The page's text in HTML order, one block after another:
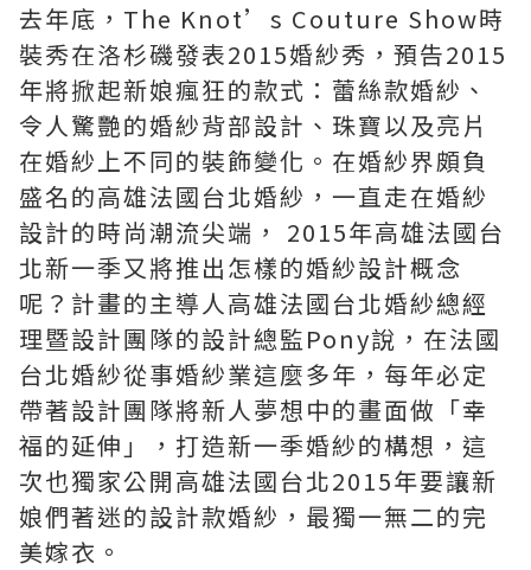
去年底，The Knot’s Couture Show時
裝秀在洛杉磯發表2015婚紗秀，預告2015
年將掀起新娘瘋狂的款式：蕾絲款婚紗、
令人驚艷的婚紗背部設計、珠寶以及亮片
在婚紗上不同的裝飾變化。在婚紗界頗負
盛名的高雄法國台北婚紗，一直走在婚紗
設計的時尚潮流尖端， 2015年高雄法國台
北新一季又將推出怎樣的婚紗設計概念
呢？計畫的主導人高雄法國台北婚紗總經
理暨設計團隊的設計總監Pony說，在法國
台北婚紗從事婚紗業這麼多年，每年必定
帶著設計團隊將新人夢想中的畫面做「幸
福的延伸」，打造新一季婚紗的構想，這
次也獨家公開高雄法國台北2015年要讓新
娘們著迷的設計款婚紗，最獨一無二的完
美嫁衣。